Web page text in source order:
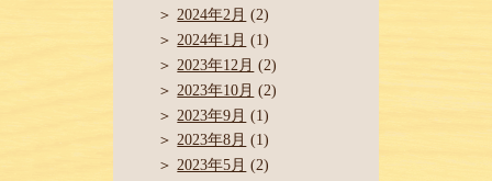
2024年2月 (2)
2024年1月 (1)
2023年12月 (2)
2023年10月 (2)
2023年9月 (1)
2023年8月 (1)
2023年5月 (2)